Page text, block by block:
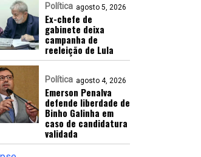
Política agosto 5, 2026
Ex-chefe de
gabinete deixa
campanha de
reeleição de Lula
Política agosto 4, 2026
Emerson Penalva
defende liberdade de
Binho Galinha em
caso de candidatura
validada